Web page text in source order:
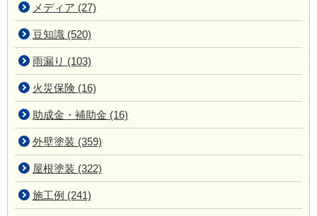
メディア (27)
豆知識 (520)
雨漏り (103)
火災保険 (16)
助成金・補助金 (16)
外壁塗装 (359)
屋根塗装 (322)
施工例 (241)